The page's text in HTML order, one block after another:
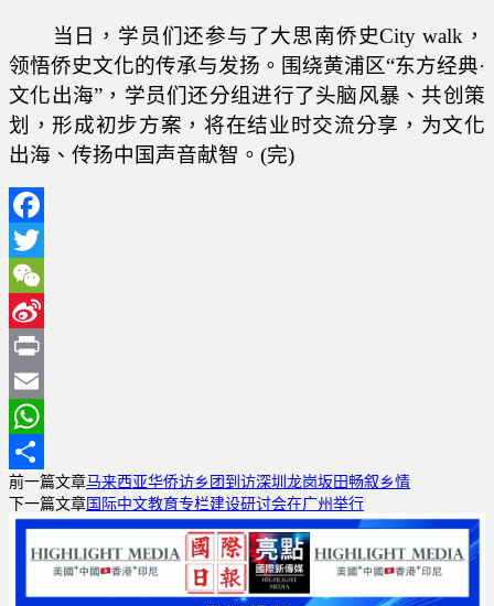
当日，学员们还参与了大思南侨史City walk，
领悟侨史文化的传承与发扬。围绕黄浦区“东方经典·
文化出海”，学员们还分组进行了头脑风暴、共创策
划，形成初步方案，将在结业时交流分享，为文化
出海、传扬中国声音献智。(完)
Facebook
Twitter
WeChat
Sina
Weibo
Print
Email
WhatsApp
分
享
前一篇文章马来西亚华侨访乡团到访深圳龙岗坂田畅叙乡情
下一篇文章 国际中文教育专栏建设研讨会在广州举行